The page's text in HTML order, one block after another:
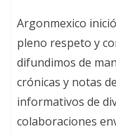
Argonmexico
pleno respeto y
difundimos de
crónicas y notas
informativos de
colaboraciones